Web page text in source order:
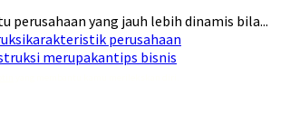
yang jauh lebih dinamis bila...
karakteristik perusahaan
merupakantips bisnis